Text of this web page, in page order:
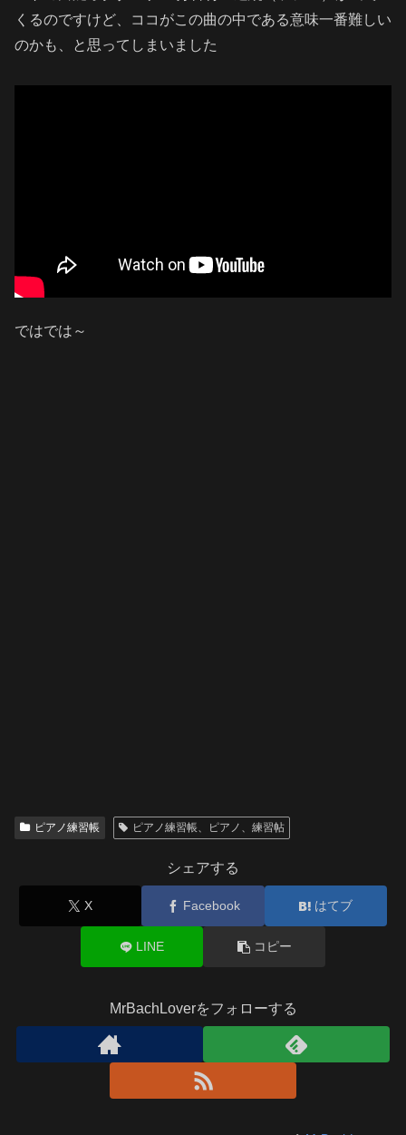
くるのですけど、ココがこの曲の中である意味一番難しい
のかも、と思ってしまいました
ではでは～
ピアノ練習帳 ピアノ練習帳、ピアノ、練習帖
シェアする
X Facebook はてブ
LINE コピー
MrBachLoverをフォローする